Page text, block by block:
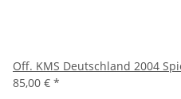
Off. KMS Deutschland 2004
85,00 € *